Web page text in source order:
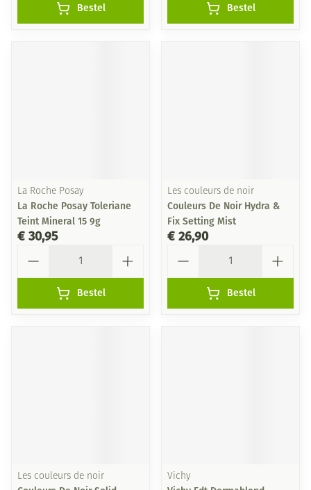
Bestel Bestel
La Roche Posay
La Roche Posay Toleriane
Teint Mineral 15 9g
€ 30,95
Bestel
Les couleurs de noir
Couleurs De Noir Hydra &
Fix Setting Mist
€ 26,90
Bestel
Les couleurs de noir Vichy